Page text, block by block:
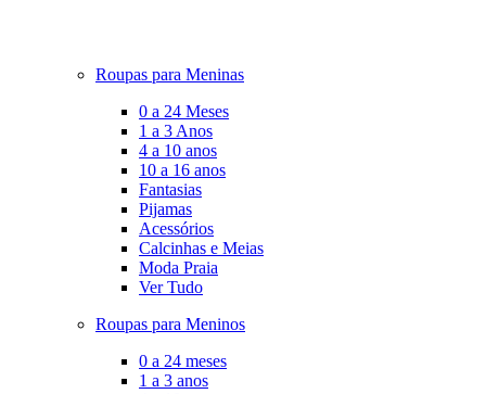
Roupas para Meninas
0 a 24 Meses
1 a 3 Anos
4 a 10 anos
10 a 16 anos
Fantasias
Pijamas
Acessórios
Calcinhas e Meias
Moda Praia
Ver Tudo
Roupas para Meninos
0 a 24 meses
1 a 3 anos